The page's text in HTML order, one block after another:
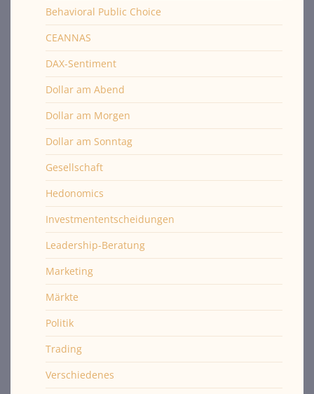
Behavioral Public Choice
CEANNAS
DAX-Sentiment
Dollar am Abend
Dollar am Morgen
Dollar am Sonntag
Gesellschaft
Hedonomics
Investmententscheidungen
Leadership-Beratung
Marketing
Märkte
Politik
Trading
Verschiedenes